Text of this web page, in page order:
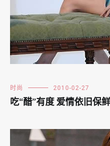
时尚 2010-02-27
吃“醋”有度 爱情依旧保鲜